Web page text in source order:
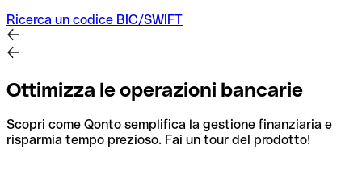
Ricerca un codice BIC/SWIFT
Ottimizza le operazioni bancarie
Scopri come Qonto semplifica la gestione finanziaria e
risparmia tempo prezioso. Fai un tour del prodotto!